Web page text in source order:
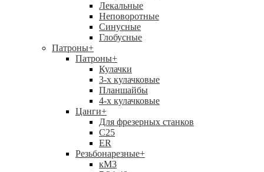
Лекальные
Неповоротные
Синусные
Глобусные
Патроны+
Патроны+
Кулачки
3-х кулачковые
Планшайбы
4-х кулачковые
Цанги+
Для фрезерных станков
С25
ER
Резьбонарезные+
кМ3